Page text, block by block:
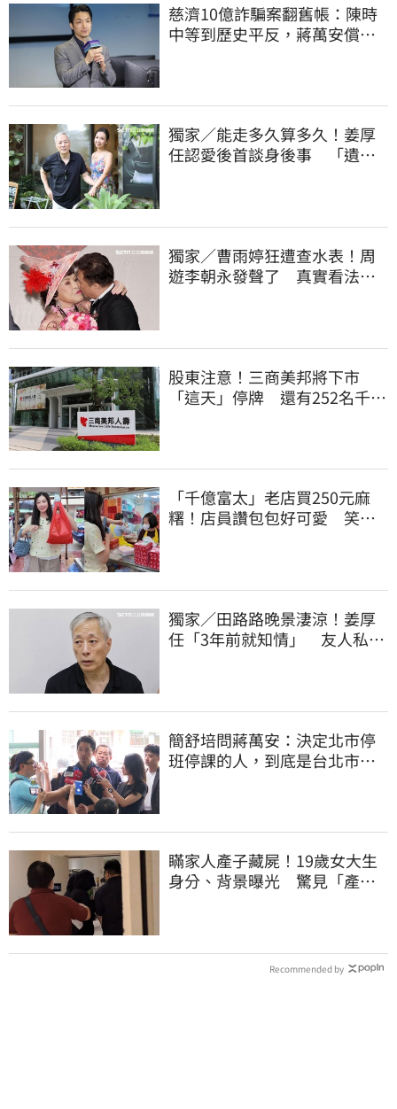
慈濟10億詐騙案翻舊帳：陳時
中等到歷史平反，蔣萬安償還
獨家／能走多久算多久！姜厚
任認愛後首談身後事 「遺囑
獨家／曹雨婷狂遭查水表！周
遊李朝永發聲了 真實看法曝
股東注意！三商美邦將下市
「這天」停牌 還有252名千張
「千億富太」老店買250元麻
糬！店員讚包包好可愛 笑
獨家／田路路晚景淒涼！姜厚
任「3年前就知情」 友人私下
簡舒培問蔣萬安：決定北市停
班停課的人，到底是台北市
瞞家人產子藏屍！19歲女大生
身分、背景曝光 驚見「產檢
Recommended by